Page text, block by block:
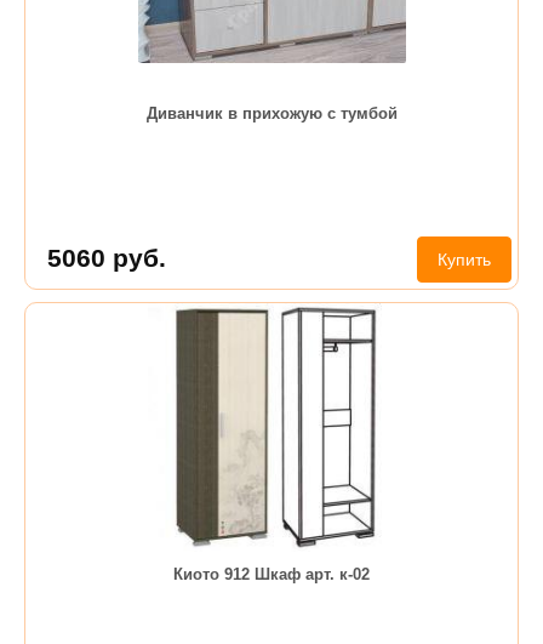
Диванчик в прихожую с тумбой
5060 руб. Купить
Киото 912 Шкаф арт. к-02